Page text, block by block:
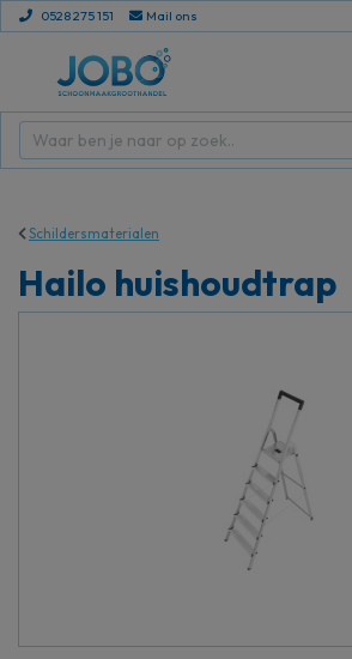
0528 275 151 Mail ons
Schildersmaterialen
Hailo huishoudtrap